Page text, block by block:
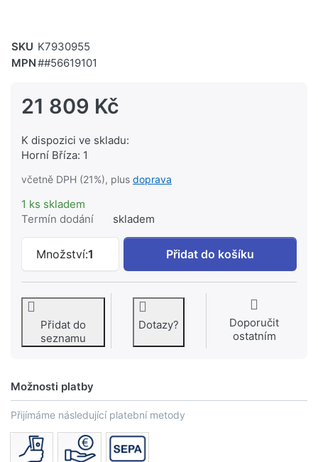
SKU K7930955
MPN##56619101
21 809 Kč
K dispozici ve skladu:
Horní Bříza: 1
včetně DPH (21%), plus doprava
1 ks skladem
Termín dodání
skladem
Množství:1
HANSAMURANO Nadomítkový díl
Přidat do košíku
Přidat do
seznamu
Dotazy?
Doporučit
ostatním
Možnosti platby
Přijímáme následující platební metody